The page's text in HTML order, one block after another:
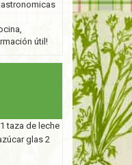
útil!
taza de leche
glas 2